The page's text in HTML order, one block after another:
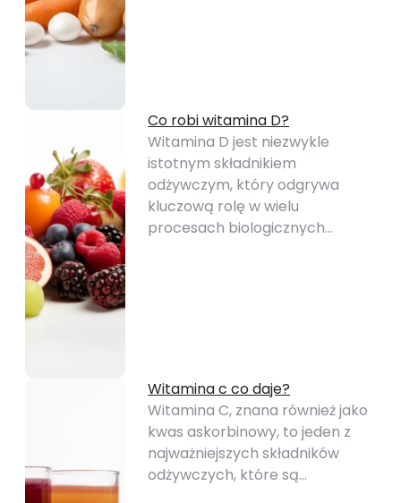
Co robi witamina D?
Witamina D jest niezwykle
istotnym składnikiem
odżywczym, który odgrywa
kluczową rolę w wielu
procesach biologicznych…
Witamina c co daje?
Witamina C, znana również jako
kwas askorbinowy, to jeden z
najważniejszych składników
odżywczych, które są…